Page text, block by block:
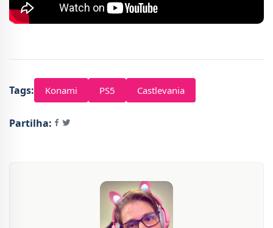
Tags: Konami PS5 Castlevania
Partilha: